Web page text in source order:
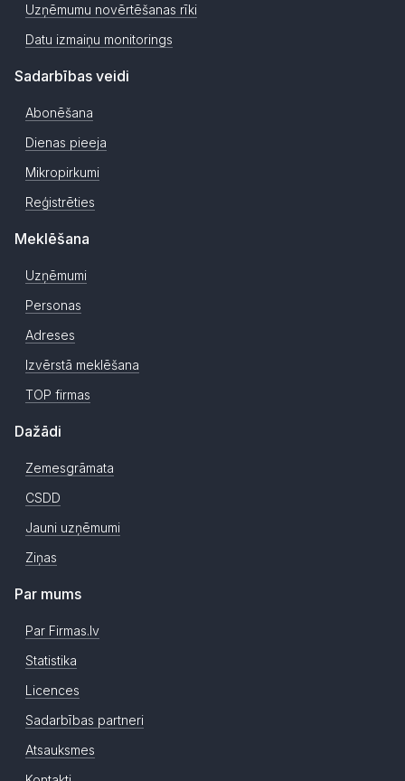
Uzņēmumu novērtēšanas rīki
Datu izmaiņu monitorings
Sadarbības veidi
Abonēšana
Dienas pieeja
Mikropirkumi
Reģistrēties
Meklēšana
Uzņēmumi
Personas
Adreses
Izvērstā meklēšana
TOP firmas
Dažādi
Zemesgrāmata
CSDD
Jauni uzņēmumi
Ziņas
Par mums
Par Firmas.lv
Statistika
Licences
Sadarbības partneri
Atsauksmes